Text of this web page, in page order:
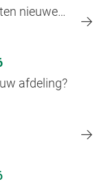
nieuwe
afdeling?